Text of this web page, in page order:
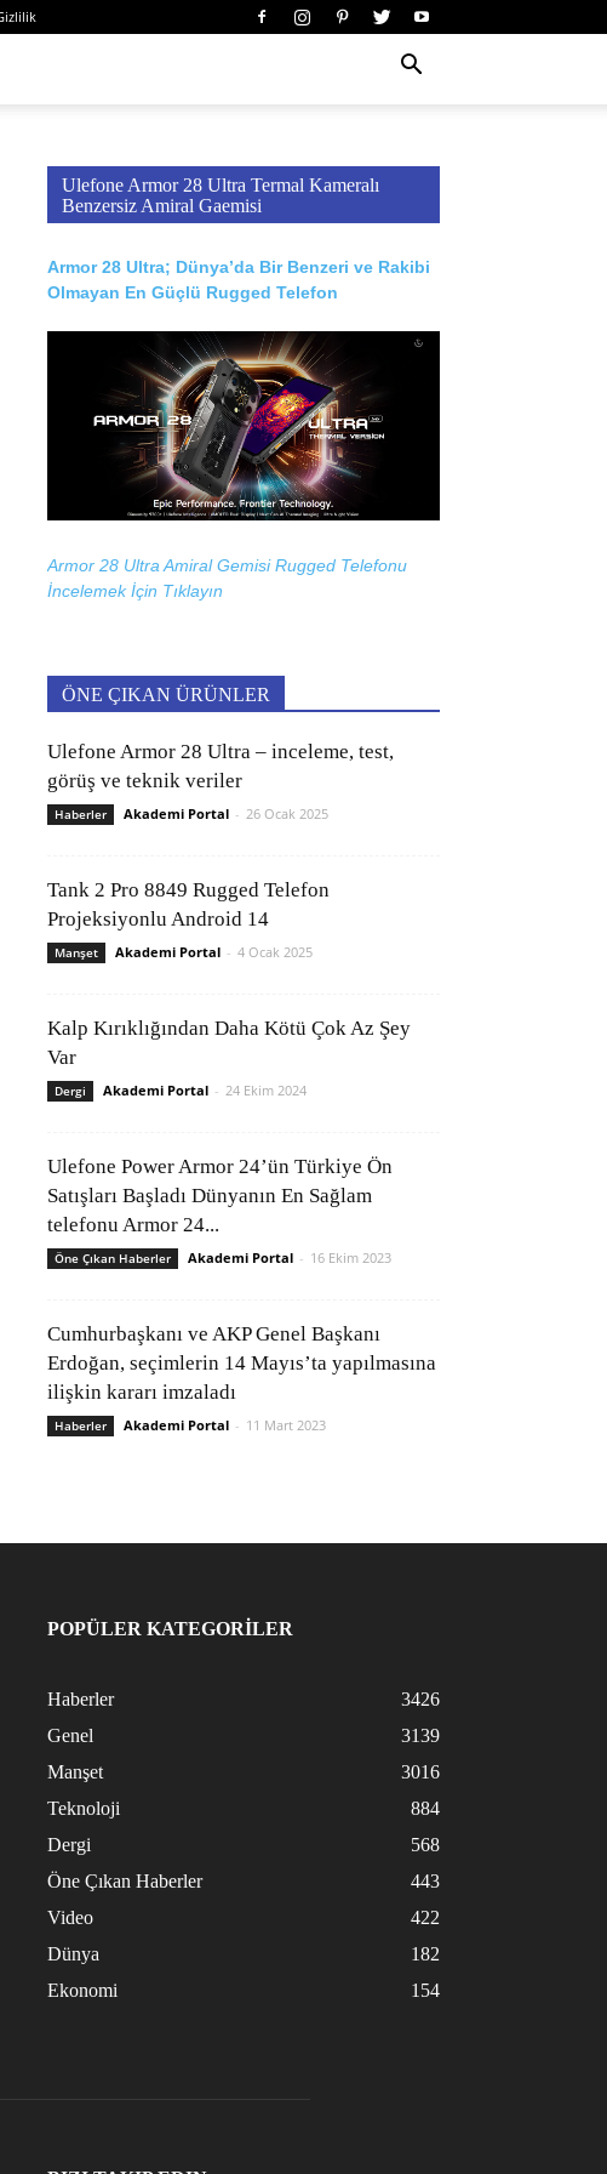
Ulefone Armor 28 Ultra Termal Kameralı
Benzersiz Amiral Gaemisi
Armor 28 Ultra; Dünya’da Bir Benzeri ve Rakibi
Olmayan En Güçlü Rugged Telefon
Armor 28 Ultra Amiral Gemisi Rugged Telefonu
İncelemek İçin Tıklayın
ÖNE ÇIKAN ÜRÜNLER
Ulefone Armor 28 Ultra – inceleme, test,
görüş ve teknik veriler
Haberler Akademi Portal - 26 Ocak 2025
Tank 2 Pro 8849 Rugged Telefon
Projeksiyonlu Android 14
Manşet Akademi Portal - 4 Ocak 2025
Kalp Kırıklığından Daha Kötü Çok Az Şey
Var
Dergi Akademi Portal - 24 Ekim 2024
Ulefone Power Armor 24’ün Türkiye Ön
Satışları Başladı Dünyanın En Sağlam
telefonu Armor 24...
Öne Çıkan Haberler Akademi Portal - 16 Ekim 2023
Cumhurbaşkanı ve AKP Genel Başkanı
Erdoğan, seçimlerin 14 Mayıs’ta yapılmasına
ilişkin kararı imzaladı
Haberler Akademi Portal - 11 Mart 2023
POPÜLER KATEGORİLER
Haberler
3426
Genel
3139
Manşet
3016
Teknoloji
884
Dergi
568
Öne Çıkan Haberler
443
Video
422
Dünya
182
Ekonomi
154